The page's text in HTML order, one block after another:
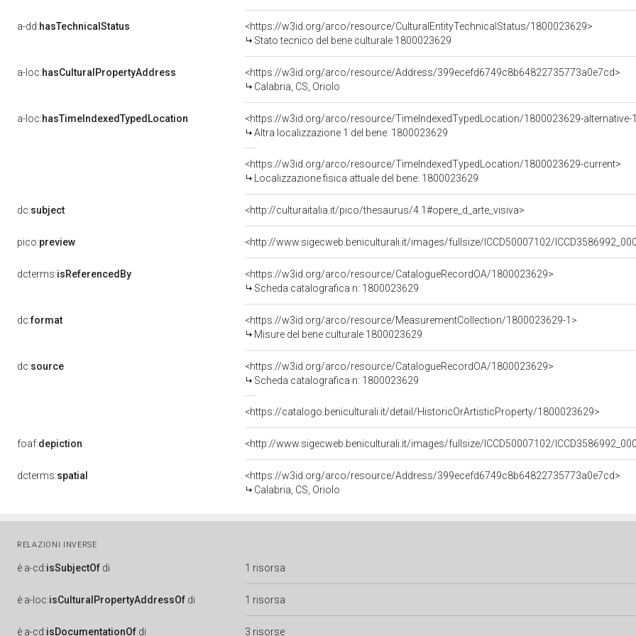
a-dd:hasTechnicalStatus
<https://w3id.org/arco/resource/CulturalEntityTechnicalStatus/1800023629>
Stato tecnico del bene culturale 1800023629
a-loc:hasCulturalPropertyAddress
<https://w3id.org/arco/resource/Address/399ecefd6749c8b64822735773a0e7cd>
Calabria, CS, Oriolo
a-loc:hasTimeIndexedTypedLocation
<https://w3id.org/arco/resource/TimeIndexedTypedLocation/1800023629-alternative-
Altra localizzazione 1 del bene: 1800023629
<https://w3id.org/arco/resource/TimeIndexedTypedLocation/1800023629-current>
Localizzazione fisica attuale del bene: 1800023629
dc:subject <http://culturaitalia.it/pico/thesaurus/4.1#opere_d_arte_visiva>
pico:preview <http://www.sigecweb.beniculturali.it/images/fullsize/ICCD50007102/
dcterms:isReferencedBy
<https://w3id.org/arco/resource/CatalogueRecordOA/1800023629>
Scheda catalografica n: 1800023629
dc:format
<https://w3id.org/arco/resource/MeasurementCollection/1800023629-1>
Misure del bene culturale 1800023629
dc:source
<https://w3id.org/arco/resource/CatalogueRecordOA/1800023629>
Scheda catalografica n: 1800023629
<https://catalogo.beniculturali.it/detail/HistoricOrArtisticProperty/1800023629>
foaf:depiction <http://www.sigecweb.beniculturali.it/images/fullsize/ICCD50007102/
dcterms:spatial
<https://w3id.org/arco/resource/Address/399ecefd6749c8b64822735773a0e7cd>
Calabria, CS, Oriolo
RELAZIONI INVERSE
è a-cd:isSubjectOf di 1 risorsa
è a-loc:isCulturalPropertyAddressOf di 1 risorsa
è a-cd:isDocumentationOf di 3 risorse